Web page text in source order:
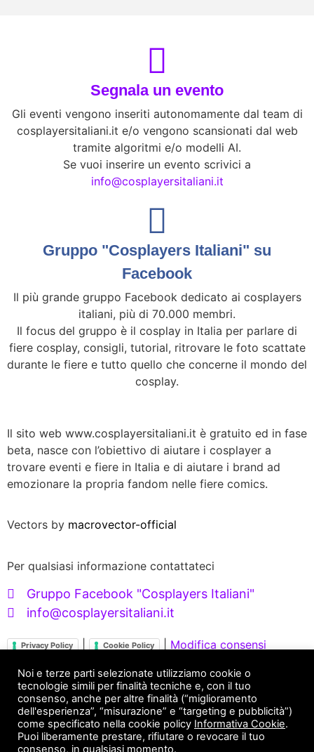
Segnala un evento
Gli eventi vengono inseriti autonomamente dal team di
cosplayersitaliani.it e/o vengono scansionati dal web
tramite algoritmi e/o modelli AI.
Se vuoi inserire un evento scrivici a
info@cosplayersitaliani.it
Gruppo "Cosplayers Italiani" su
Facebook
Il più grande gruppo Facebook dedicato ai cosplayers
italiani, più di 70.000 membri.
Il focus del gruppo è il cosplay in Italia per parlare di
fiere cosplay, consigli, tutorial, ritrovare le foto scattate
durante le fiere e tutto quello che concerne il mondo del
cosplay.
Il sito web www.cosplayersitaliani.it è gratuito ed in fase
beta, nasce con l’obiettivo di aiutare i cosplayer a
trovare eventi e fiere in Italia e di aiutare i brand ad
emozionare la propria fandom nelle fiere comics.
Vectors by macrovector-official
Per qualsiasi informazione contattateci
Gruppo Facebook "Cosplayers Italiani"
info@cosplayersitaliani.it
Privacy Policy Cookie Policy Modifica consensi
Servizi X Brand
FANDOM ENGAGEMENT
Noi e terze parti selezionate utilizziamo cookie o
tecnologie simili per finalità tecniche e, con il tuo
consenso, anche per altre finalità (“miglioramento
dell'esperienza”, “misurazione” e “targeting e pubblicità”)
come specificato nella cookie policy Informativa Cookie.
Puoi liberamente prestare, rifiutare o revocare il tuo
consenso, in qualsiasi momento.